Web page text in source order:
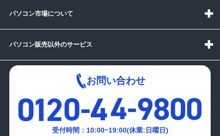
パソコン市場について
パソコン販売以外のサービス
お問い合わせ
受付時間：10:00~19:00(休業:日曜日)